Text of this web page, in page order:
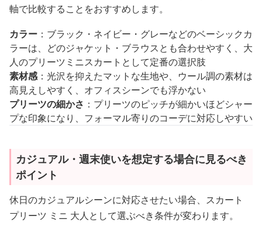
軸で比較することをおすすめします。
カラー ：ブラック・ネイビー・グレーなどのベーシックカ
ラーは、どのジャケット・ブラウスとも合わせやすく、大
人のプリーツミニスカートとして定番の選択肢
素材感：光沢を抑えたマットな生地や、ウール調の素材は
高見えしやすく、オフィスシーンでも浮かない
プリーツの細かさ ：プリーツのピッチが細かいほどシャー
プな印象になり、フォーマル寄りのコーデに対応しやすい
カジュアル・週末使いを想定する場合に見るべき
ポイント
休日のカジュアルシーンに対応させたい場合、スカート
プリーツ ミニ 大人として選ぶべき条件が変わります。